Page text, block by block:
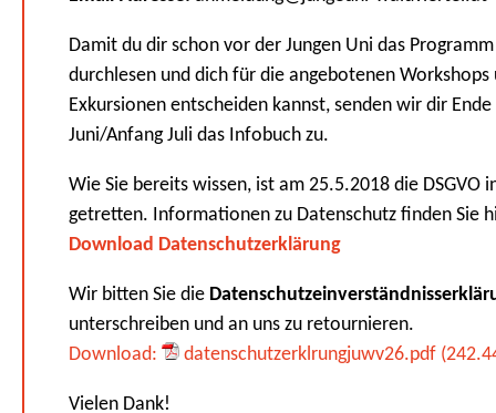
Damit du dir schon vor der Jungen Uni das Programm
durchlesen und dich für die angebotenen Workshops
Exkursionen entscheiden kannst, senden wir dir Ende
Juni/Anfang Juli das Infobuch zu.
Wie Sie bereits wissen, ist am 25.5.2018 die DSGVO
getretten. Informationen zu Datenschutz finden Sie
Download Datenschutzerklärung
Wir bitten Sie die
unterschreiben und an uns zu retournieren.
Download:
datenschutzerklrungjuwv26.pdf
Vielen Dank!